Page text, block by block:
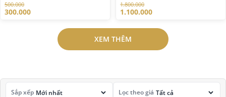
500.000
300.000
1.800.000
1.100.000
XEM THÊM
Sắp xếp Lọc theo giá